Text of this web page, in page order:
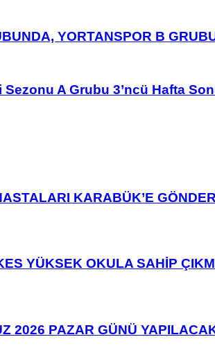
YORTANSPOR B
A Grubu 3’ncü Hafta
KARABÜK’E
YÜKSEK OKULA SAHİP
2026 PAZAR GÜNÜ